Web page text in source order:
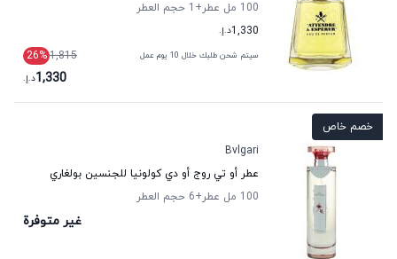
100 مل عطر
+1
حجم العطر
1,330د.إ.
سيتم شحن طلبك خلال 10 يوم عمل 1,815
26%
1,330د.إ.
خصم خاص
Bvlgari
عطر أو تي روج أو دي كولونيا للجنسين بولغاري
100 مل عطر
+6 حجم العطر
غير متوفرة